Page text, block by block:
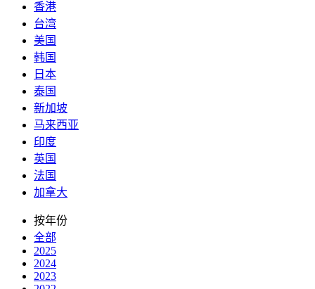
香港
台湾
美国
韩国
日本
泰国
新加坡
马来西亚
印度
英国
法国
加拿大
按年份
全部
2025
2024
2023